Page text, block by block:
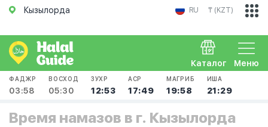
Кызылорда RU ₸ (KZT)
Меню
Каталог
ФАДЖР
03:58
ВОСХОД
05:30
ЗУХР
12:53
АСР
17:49
МАГРИБ
19:58
ИША
21:29
Время намазов в г. Кызылорда